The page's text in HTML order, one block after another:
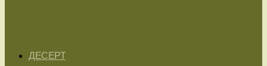
ДЕСЕРТ